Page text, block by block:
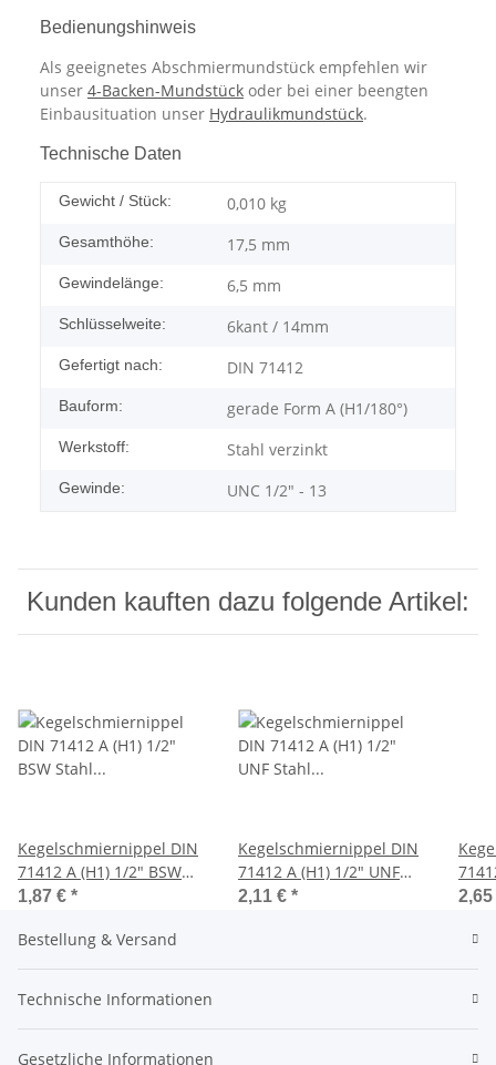
Bedienungshinweis
Als geeignetes Abschmiermundstück empfehlen wir
unser 4-Backen-Mundstück oder bei einer beengten
Einbausituation unser Hydraulikmundstück.
Technische Daten
Gewicht / Stück: 0,010 kg
Gesamthöhe: 17,5 mm
Gewindelänge: 6,5 mm
Schlüsselweite: 6kant / 14mm
Gefertigt nach: DIN 71412
Bauform: gerade Form A (H1/180°)
Werkstoff: Stahl verzinkt
Gewinde: UNC 1/2" - 13
Kunden kauften dazu folgende Artikel:
Kegelschmiernippel DIN
71412 A (H1) 1/2" BSW
Stahl verzinkt
1,87 € *
Kegelschmiernippel DIN
71412 A (H1) 1/2" UNF
Stahl verzinkt
2,11 € *
Bestellung & Versand
Technische Informationen
Gesetzliche Informationen